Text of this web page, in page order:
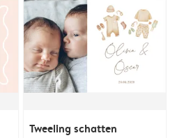
Tweeling schatten